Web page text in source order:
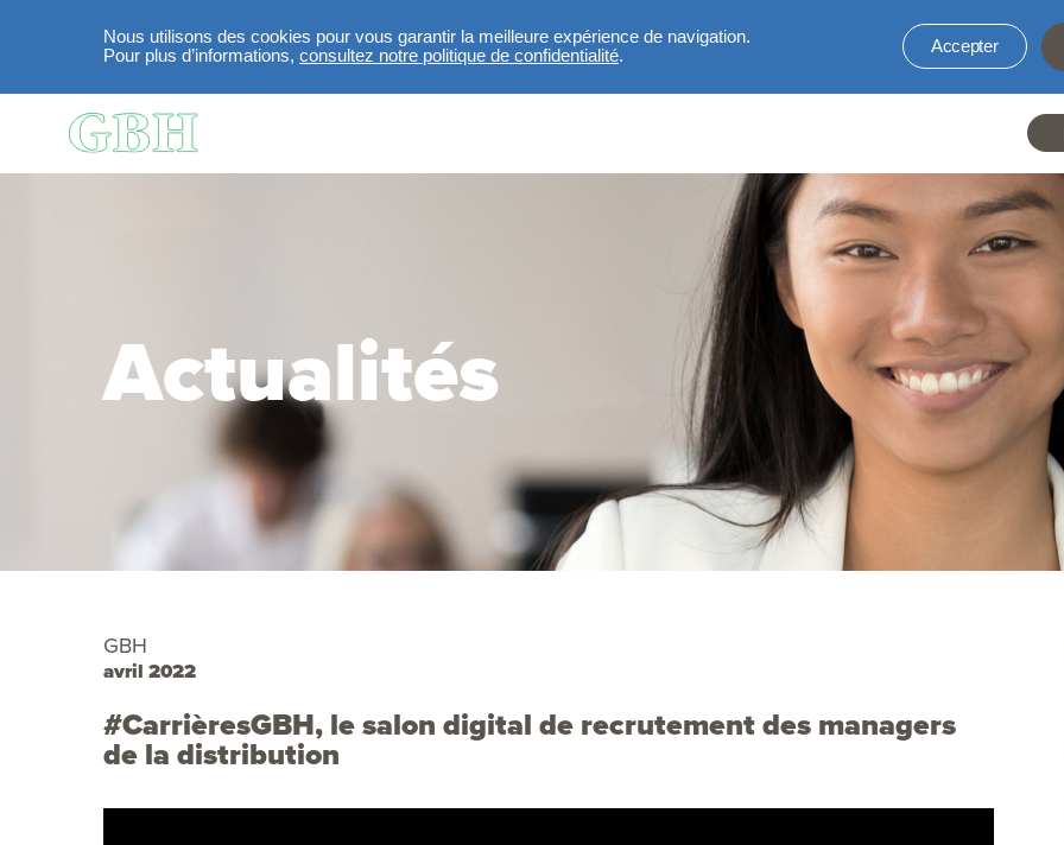
Nous utilisons des cookies pour vous garantir la meilleure expérience de navigation.
Pour plus d’informations, consultez notre politique de confidentialité.
Accepter
Aller au contenu principal
Actualités
#CarrièresGBH, le salon digital de recrutement des managers
de la distribution
GBH
avril 2022